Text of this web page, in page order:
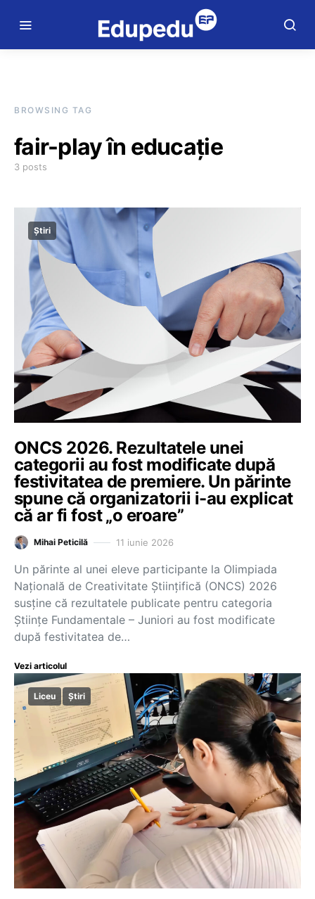
BROWSING TAG
fair-play în educație
3 posts
Știri
ONCS 2026. Rezultatele unei
categorii au fost modificate după
festivitatea de premiere. Un părinte
spune că organizatorii i-au explicat
că ar fi fost „o eroare”
Mihai Peticilă 11 iunie 2026
Un părinte al unei eleve participante la Olimpiada
Națională de Creativitate Științifică (ONCS) 2026
susține că rezultatele publicate pentru categoria
Științe Fundamentale – Juniori au fost modificate
după festivitatea de…
Vezi articolul
Liceu Știri